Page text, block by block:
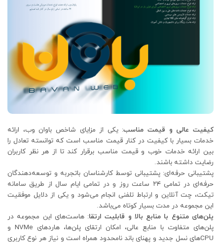
کیفیت عالی و قیمت مناسب: یکی از مزایای شاخص باوان وب، ارائه
خدمات بسیار با کیفیت در کنار قیمت مناسب است که توانسته تعادل را
بین ارائه خدمات خوب و قیمت مناسب برقرار کند تا از هر نظر کاربران
رضایت داشته باشند.
پشتیبانی حرفه‌ای: پشتیبانی توسط کارشناسان باتجربه و توسعه‌دهندگان
حرفه‌ای در تمامی ۲۴ ساعت روز و در تمامی ایام سال از طریق سامانه
تیکت، چت آنلاین و ارتباط تلفنی انجام می‌شود و یکی از دلایل موفقیت
این مجموعه در مدت بسیار کوتاه می‌باشد.
پلن‌های متنوع با منابع بالا و قابلیت ارتقا: هاست‌های این مجموعه در
پلن‌های متفاوت با منابع عالی، امکان ارتقای پلن‌ها، هاردهای NVMe و
CPUهای نسل جدید و پهنای باند نامحدود همراه است و نیاز هر نوع کاربری